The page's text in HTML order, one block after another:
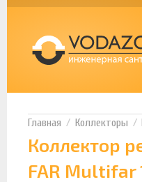
Коллекторы
Коллектор
FAR Multifar